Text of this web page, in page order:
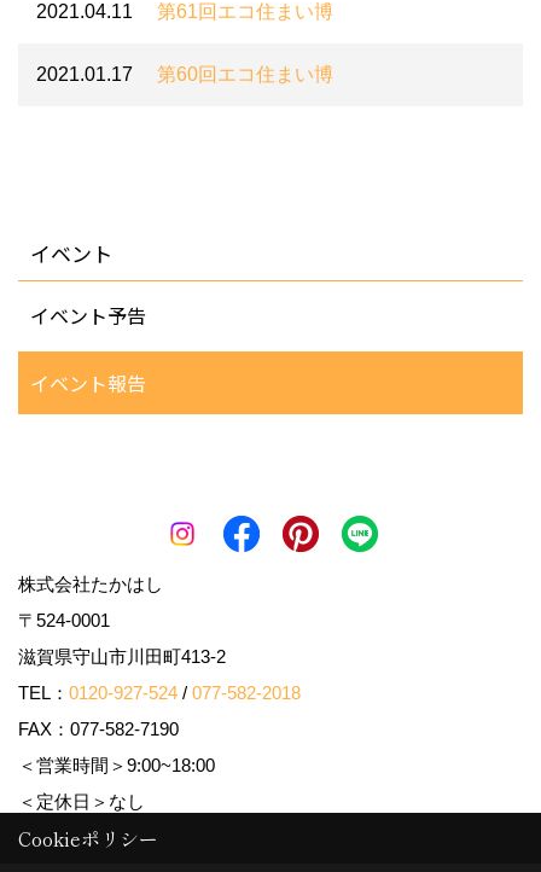
2021.04.11 第61回エコ住まい博
2021.01.17 第60回エコ住まい博
イベント
イベント予告
イベント報告
株式会社たかはし
〒524-0001
滋賀県守山市川田町413-2
TEL： 0120-927-524 / 077-582-2018
FAX：077-582-7190
＜営業時間＞9:00~18:00
＜定休日＞なし
Cookieポリシー